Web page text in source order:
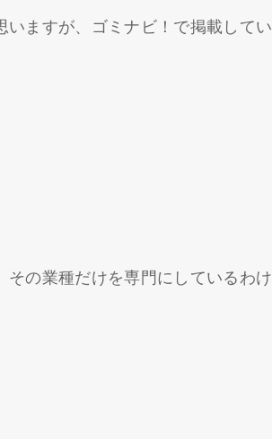
ますが、ゴミナビ！で掲載してい
その業種だけを専門にしているわけ